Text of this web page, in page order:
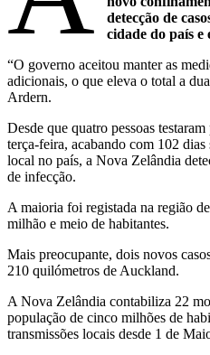
detecção de
cidade do país e
“O governo aceitou manter as
adicionais, o que eleva o total a
Ardern.
Desde que quatro pessoas
terça-feira, acabando com 102
local no país, a Nova Zelândia
de infecção.
A maioria foi registada na região
milhão e meio de habitantes.
Mais preocupante, dois novos
210 quilómetros de Auckland.
A Nova Zelândia contabiliza 22
população de cinco milhões de
transmissões locais desde 1 de